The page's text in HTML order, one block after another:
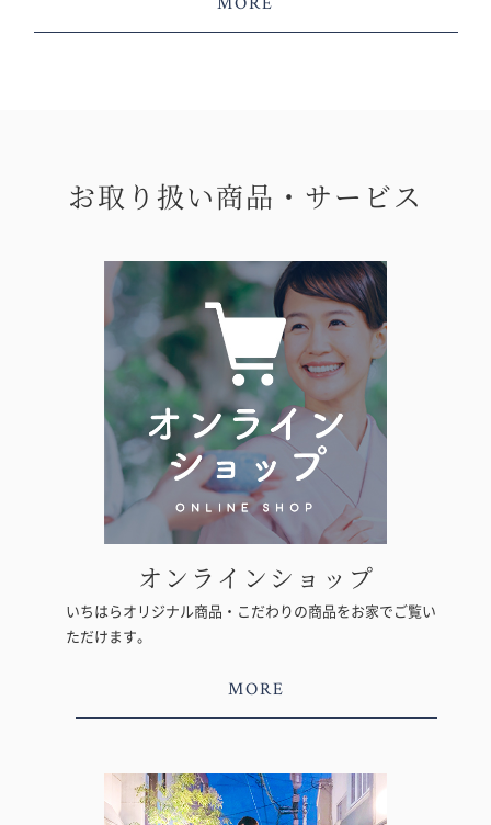
お取り扱い商品・サービス
オンラインショップ
いちはらオリジナル商品・こだわりの商品をお家でご覧い
ただけます。
MORE